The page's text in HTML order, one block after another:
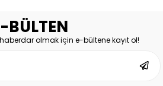
BÜLTEN
olmak için e-bültene kayıt ol!